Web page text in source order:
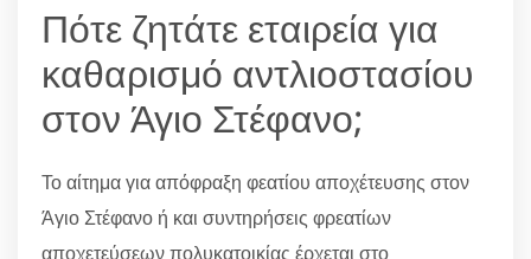
Πότε ζητάτε εταιρεία για
καθαρισμό αντλιοστασίου
στον Άγιο Στέφανο;
Το αίτημα για απόφραξη φεατίου αποχέτευσης στον
Άγιο Στέφανο ή και συντηρήσεις φρεατίων
αποχετεύσεων πολυκατοικίας έρχεται στο